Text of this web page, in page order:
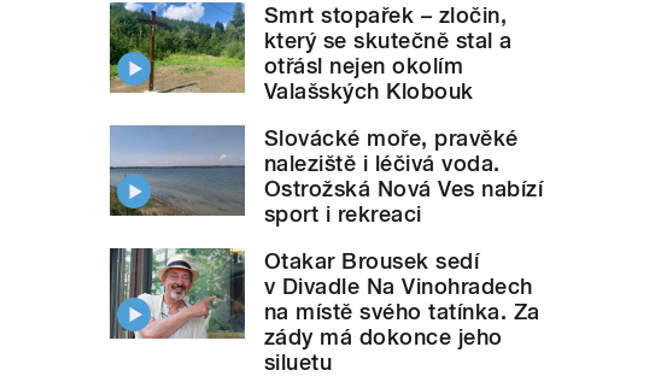
Smrt stopařek – zločin,
který se skutečně stal a
otřásl nejen okolím
Valašských Klobouk
Slovácké moře, pravěké
naleziště i léčivá voda.
Ostrožská Nová Ves nabízí
sport i rekreaci
Otakar Brousek sedí
v Divadle Na Vinohradech
na místě svého tatínka. Za
zády má dokonce jeho
siluetu